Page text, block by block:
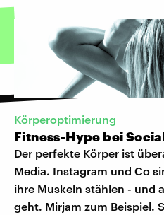
Körperoptimierung
Fitness-Hype bei
Der perfekte Körper ist
Media. Instagram und Co
ihre Muskeln stählen - und
geht. Mirjam zum Beispiel.